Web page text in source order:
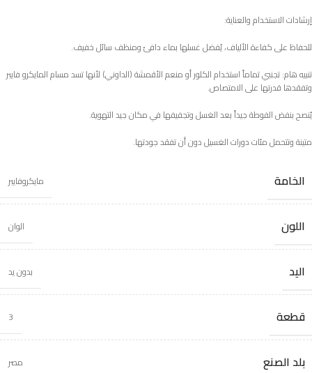
إرشادات الاستخدام والعناية:
للحفاظ على كفاءة الألياف، يُفضل غسلها بماء دافئ ومنظف سائل خفيف.
تنبيه هام: تجنبي تماماً استخدام الكلور أو منعم الأقمشة (الداوني) لأنها تسد مسام المايكرو فايبر
وتفقدها قدرتها على الامتصاص.
يُنصح بنفض الفوطة جيداً بعد الغسل وتجفيفها في مكان جيد التهوية.
متينة وتتحمل مئات دورات الغسيل دون أن تفقد جودتها.
الخامة مايكروفايبر
اللون الوان
اليد بدون يد
قطعة 3
بلد الصنع مصر